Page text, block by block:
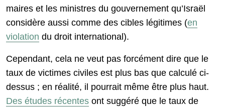
maires et les ministres du gouvernement qu’Israël
considère aussi comme des cibles légitimes (en
violation du droit international).
Cependant, cela ne veut pas forcément dire que le
taux de victimes civiles est plus bas que calculé ci-
dessus ; en réalité, il pourrait même être plus haut.
Des études récentes ont suggéré que le taux de